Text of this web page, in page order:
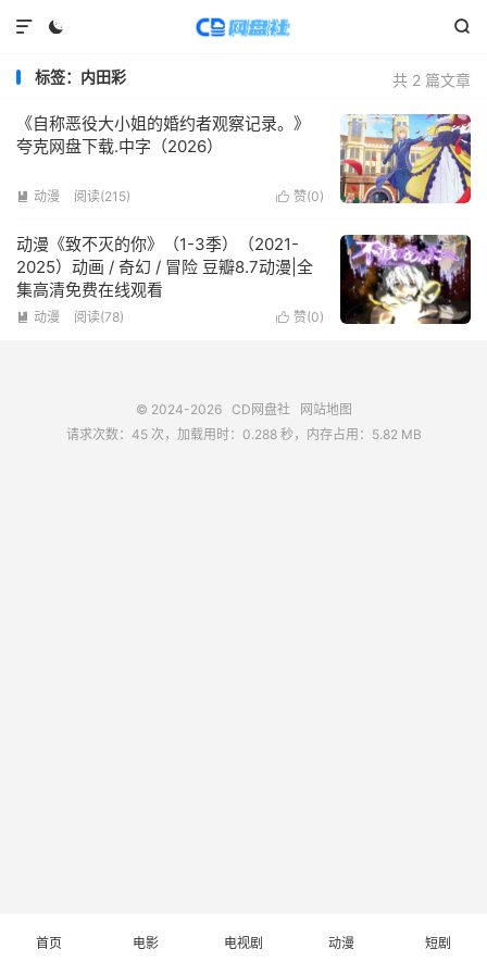
 

共 2 篇文章
标签：内田彩
《自称恶役大小姐的婚约者观察记录。》
夸克网盘下载.中字（2026）
 赞(0)
 动漫 阅读(215)
动漫《致不灭的你》（1-3季）（2021-
2025）动画 / 奇幻 / 冒险 豆瓣8.7动漫|全
集高清免费在线观看
 赞(0)
 动漫 阅读(78)
© 2024-2026 CD网盘社
网站地图
请求次数：45 次，加载用时：0.288 秒，内存占用：5.82 MB
首页 电影 电视剧 动漫 短剧